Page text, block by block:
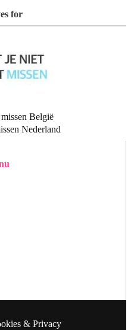
for
België
Nederland
& Privacy